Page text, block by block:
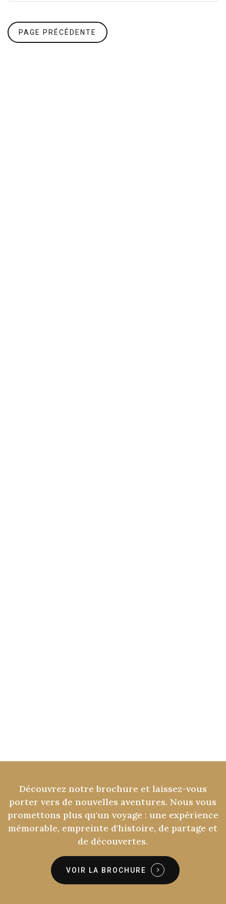
Découvrez notre brochure et laissez-vous
porter vers de nouvelles aventures. Nous vous
promettons plus qu'un voyage : une expérience
mémorable, empreinte d'histoire, de partage et
de découvertes.
VOIR LA BROCHURE